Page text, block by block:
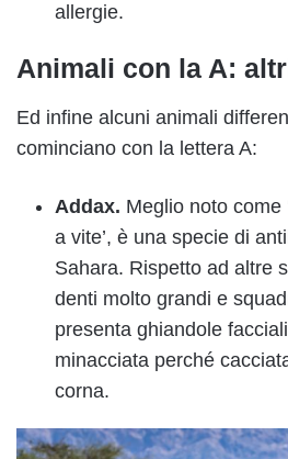
allergie.
Animali con la A:
Ed infine alcuni animali
cominciano con la lettera A:
Addax. Meglio noto come
a vite’, è una specie di
Sahara. Rispetto ad altre
denti molto grandi e
presenta ghiandole
minacciata perché
corna.